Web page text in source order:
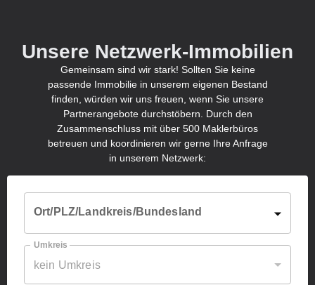
Unsere Netzwerk-Immobilien
Gemeinsam sind wir stark! Sollten Sie keine
passende Immobilie in unserem eigenen Bestand
finden, würden wir uns freuen, wenn Sie unsere
Partnerangebote durchstöbern. Durch den
Zusammenschluss mit über 500 Maklerbüros
betreuen und koordinieren wir gerne Ihre Anfrage
in unserem Netzwerk:
Ort/PLZ/Landkreis/Bundesland
Umkreis
kein Umkreis